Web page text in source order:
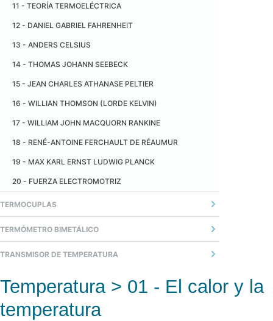
TEMPERATURA
14 - TEMPO DE RESPOSTA
11 - TEORÍA TERMOELÉCTRICA
12 - DANIEL GABRIEL FAHRENHEIT
13 - ANDERS CELSIUS
14 - THOMAS JOHANN SEEBECK
15 - JEAN CHARLES ATHANASE PELTIER
16 - WILLIAN THOMSON (LORDE KELVIN)
17 - WILLIAM JOHN MACQUORN RANKINE
18 - RENÉ-ANTOINE FERCHAULT DE RÉAUMUR
19 - MAX KARL ERNST LUDWIG PLANCK
20 - FUERZA ELECTROMOTRIZ
TERMOCUPLAS
01 - INTRODUÇÃO
04 - EFEITO SEEBECK
05 - EFEITO PELTIER
TERMÓMETRO BIMETÁLICO
GENERAL
TRANSMISOR DE TEMPERATURA
2 - TRANSMISSOR ANALÓGICO
3 - TRANSMISSOR DIGITAL (MICROPROCESSADO)
Temperatura > 01 - El calor y la
temperatura